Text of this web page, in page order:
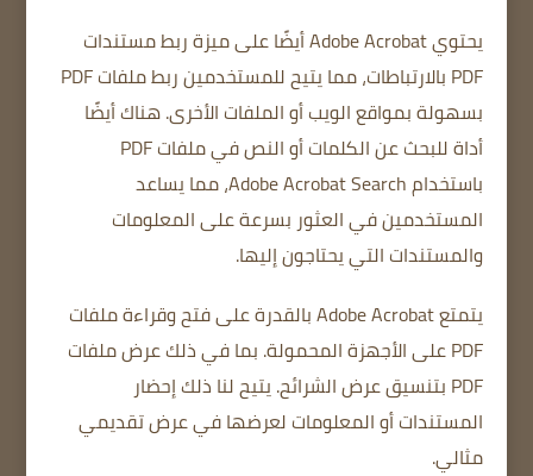
يحتوي Adobe Acrobat أيضًا على ميزة ربط مستندات
PDF بالارتباطات، مما يتيح للمستخدمين ربط ملفات PDF
بسهولة بمواقع الويب أو الملفات الأخرى.هناك أيضًا
أداة للبحث عن الكلمات أو النص في ملفات PDF
باستخدام Adobe Acrobat Search، مما يساعد
المستخدمين في العثور بسرعة على المعلومات
والمستندات التي يحتاجون إليها.
يتمتع Adobe Acrobat بالقدرة على فتح وقراءة ملفات
PDF على الأجهزة المحمولة.
بما في ذلك عرض ملفات
PDF بتنسيق عرض الشرائح.
يتيح لنا ذلك إحضار
المستندات أو المعلومات لعرضها في عرض تقديمي
مثالي.